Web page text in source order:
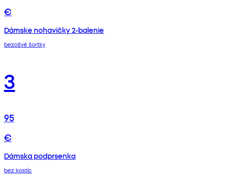
€
Dámske nohavičky 2-balenie
bezošvé šortky
3
95
€
Dámska podprsenka
bez kostíc